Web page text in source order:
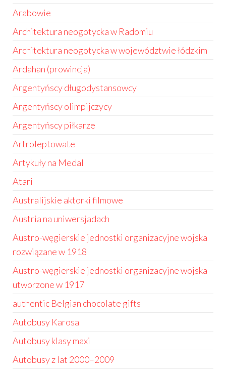
Arabowie
Architektura neogotycka w Radomiu
Architektura neogotycka w województwie łódzkim
Ardahan (prowincja)
Argentyńscy długodystansowcy
Argentyńscy olimpijczycy
Argentyńscy piłkarze
Artroleptowate
Artykuły na Medal
Atari
Australijskie aktorki filmowe
Austria na uniwersjadach
Austro-węgierskie jednostki organizacyjne wojska
rozwiązane w 1918
Austro-węgierskie jednostki organizacyjne wojska
utworzone w 1917
authentic Belgian chocolate gifts
Autobusy Karosa
Autobusy klasy maxi
Autobusy z lat 2000–2009